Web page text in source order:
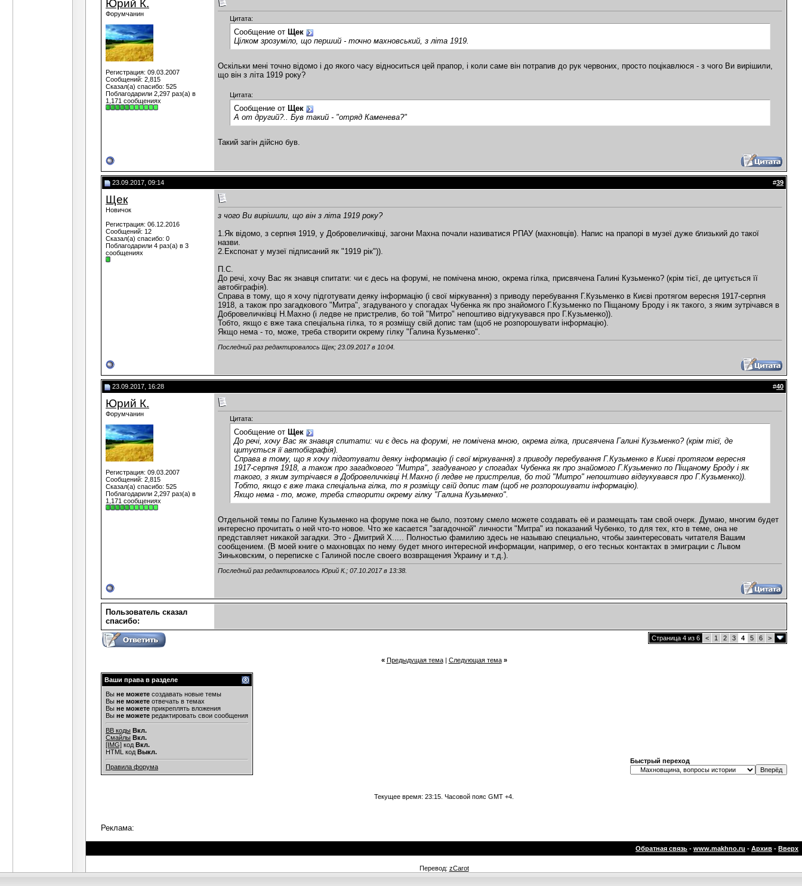
Юрий К.
Форумчанин
Регистрация: 09.03.2007
Сообщений: 2,815
Сказал(а) спасибо: 525
Поблагодарили 2,297 раз(а) в
1,171 сообщениях
Цитата:
Сообщение от Щек
Цілком зрозуміло, що перший - точно махновський, з літа 1919.
Оскільки мені точно відомо і до якого часу відноситься цей прапор, і коли саме він потрапив до рук червоних, просто поцікавлюся - з чого Ви вирішили,
що він з літа 1919 року?
Цитата:
Сообщение от Щек
А от другий?.. Був такий - "отряд Каменева?"
Такий загін дійсно був.
23.09.2017, 09:14 #39
Щек
Новичок
Регистрация: 06.12.2016
Сообщений: 12
Сказал(а) спасибо: 0
Поблагодарили 4 раз(а) в 3
сообщениях
з чого Ви вирішили, що він з літа 1919 року?
1.Як відомо, з серпня 1919, у Добровеличківці, загони Махна почали називатися РПАУ (махновців). Напис на прапорі в музеї дуже близький до такої
назви.
2.Експонат у музеї підписаний як "1919 рік")).
П.С.
До речі, хочу Вас як знавця спитати: чи є десь на форумі, не помічена мною, окрема гілка, присвячена Галині Кузьменко? (крім тієї, де цитується її
автобіграфія).
Справа в тому, що я хочу підготувати деяку інформацію (і свої міркування) з приводу перебування Г.Кузьменко в Києві протягом вересня 1917-серпня
1918, а також про загадкового "Митра", згадуваного у спогадах Чубенка як про знайомого Г.Кузьменко по Піщаному Броду і як такого, з яким зутрічався в
Добровеличківці Н.Махно (і ледве не пристрелив, бо той "Митро" непоштиво відгукувався про Г.Кузьменко)).
Тобто, якщо є вже така спеціальна гілка, то я розміщу свій допис там (щоб не розпорошувати інформацію).
Якщо нема - то, може, треба створити окрему гілку "Галина Кузьменко".
Последний раз редактировалось Щек; 23.09.2017 в 10:04
23.09.2017, 16:28 #40
Юрий К.
Форумчанин
Регистрация: 09.03.2007
Сообщений: 2,815
Сказал(а) спасибо: 525
Поблагодарили 2,297 раз(а) в
1,171 сообщениях
Цитата:
Сообщение от Щек
До речі, хочу Вас як знавця спитати: чи є десь на форумі, не помічена мною, окрема гілка, присвячена Галині Кузьменко? (крім тієї, де
цитується її автобіграфія).
Справа в тому, що я хочу підготувати деяку інформацію (і свої міркування) з приводу перебування Г.Кузьменко в Києві протягом вересня
1917-серпня 1918, а також про загадкового "Митра", згадуваного у спогадах Чубенка як про знайомого Г.Кузьменко по Піщаному Броду і як
такого, з яким зутрічався в Добровеличківці Н.Махно (і ледве не пристрелив, бо той "Митро" непоштиво відгукувався про Г.Кузьменко)).
Тобто, якщо є вже така спеціальна гілка, то я розміщу свій допис там (щоб не розпорошувати інформацію).
Якщо нема - то, може, треба створити окрему гілку "Галина Кузьменко".
Отдельной темы по Галине Кузьменко на форуме пока не было, поэтому смело можете создавать её и размещать там свой очерк. Думаю, многим будет
интересно прочитать о ней что-то новое. Что же касается "загадочной" личности "Митра" из показаний Чубенко, то для тех, кто в теме, она не
представляет никакой загадки. Это - Дмитрий Х..... Полностью фамилию здесь не называю специально, чтобы заинтересовать читателя Вашим
сообщением. (В моей книге о махновцах по нему будет много интересной информации, например, о его тесных контактах в эмиграции с Львом
Зиньковским, о переписке с Галиной после своего возвращения Украину и т.д.).
Последний раз редактировалось Юрий К.; 07.10.2017 в 13:38
Пользователь сказал
cпасибо:
Страница 4 из 6 < 1 2 3 4 5 6 >
« Предыдущая тема| Следующая тема »
Ваши права в разделе
Вы не можете создавать новые темы
Вы не можете отвечать в темах
Вы не можете прикреплять вложения
Вы не можете редактировать свои сообщения
BB коды Вкл.
Смайлы Вкл.
[IMG] код Вкл.
HTML код Выкл.
Правила форума
Быстрый переход
Текущее время: 23:15 . Часовой пояс GMT +4.
Реклама:
Обратная связь - www.makhno.ru - Архив - Вверх
Перевод: zCarot